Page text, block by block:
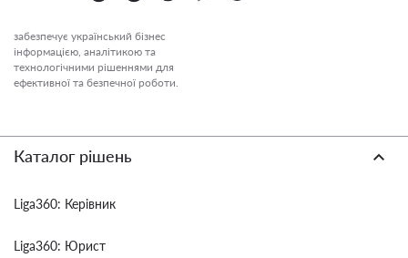
забезпечує український бізнес
інформацією, аналітикою та
технологічними рішеннями для
ефективної та безпечної роботи.
Каталог рішень
Liga360: Керівник
Liga360: Юрист